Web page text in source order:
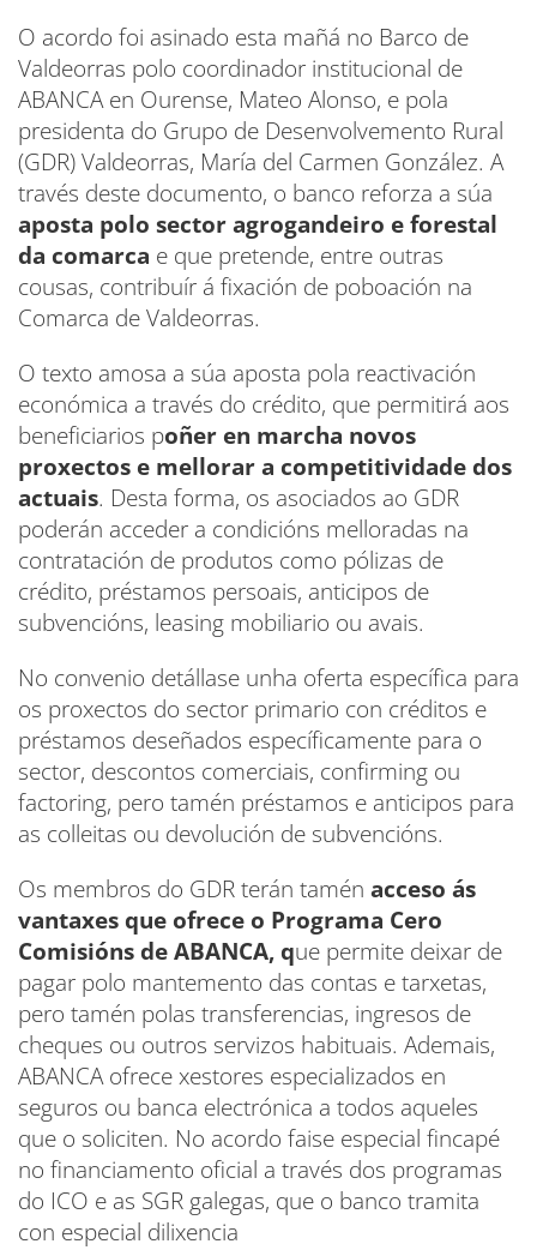
O acordo foi asinado esta mañá no Barco de
Valdeorras polo coordinador institucional de
ABANCA en Ourense, Mateo Alonso, e pola
presidenta do Grupo de Desenvolvemento Rural
(GDR) Valdeorras, María del Carmen González. A
través deste documento, o banco reforza a súa
aposta polo sector agrogandeiro e forestal
da comarca e que pretende, entre outras
cousas, contribuír á fixación de poboación na
Comarca de Valdeorras.
O texto amosa a súa aposta pola reactivación
económica a través do crédito, que permitirá aos
beneficiarios poñer en marcha novos
proxectos e mellorar a competitividade dos
actuais. Desta forma, os asociados ao GDR
poderán acceder a condicións melloradas na
contratación de produtos como pólizas de
crédito, préstamos persoais, anticipos de
subvencións, leasing mobiliario ou avais.
No convenio detállase unha oferta específica para
os proxectos do sector primario con créditos e
préstamos deseñados específicamente para o
sector, descontos comerciais, confirming ou
factoring, pero tamén préstamos e anticipos para
as colleitas ou devolución de subvencións.
Os membros do GDR terán tamén acceso ás
vantaxes que ofrece o Programa Cero
Comisións de ABANCA, que permite deixar de
pagar polo mantemento das contas e tarxetas,
pero tamén polas transferencias, ingresos de
cheques ou outros servizos habituais. Ademais,
ABANCA ofrece xestores especializados en
seguros ou banca electrónica a todos aqueles
que o soliciten. No acordo faise especial fincapé
no financiamento oficial a través dos programas
do ICO e as SGR galegas, que o banco tramita
con especial dilixencia